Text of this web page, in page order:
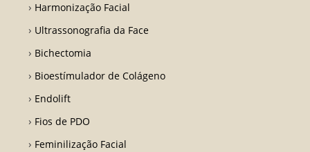
Harmonização Facial
Ultrassonografia da Face
Bichectomia
Bioestímulador de Colágeno
Endolift
Fios de PDO
Feminilização Facial